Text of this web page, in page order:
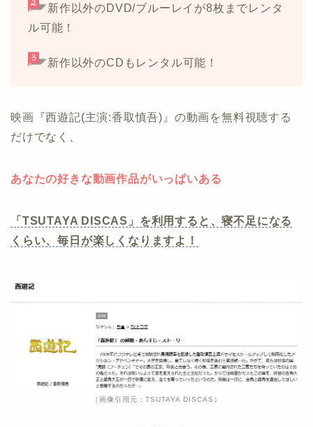
新作以外のDVD/ブルーレイが8枚までレンタ
ル可能！
新作以外のCDもレンタル可能！
映画『西遊記(主演:香取慎吾)』の動画を無料視聴する
だけでなく、
あなたの好きな動画作品がいっぱいある
「TSUTAYA DISCAS」を利用すると、寝不足になる
くらい、毎日が楽しくなりますよ！
（画像引用元：TSUTAYA DISCAS）